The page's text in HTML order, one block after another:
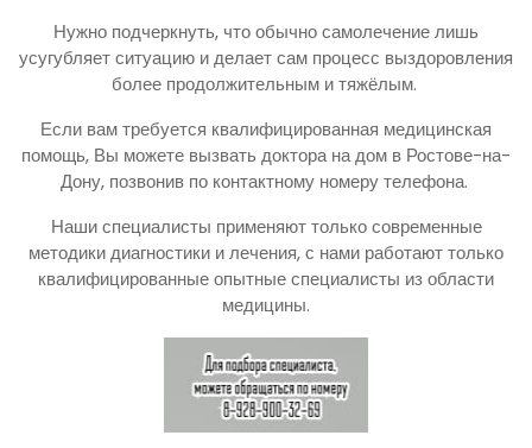
Нужно подчеркнуть, что обычно самолечение лишь
усугубляет ситуацию и делает сам процесс выздоровления
более продолжительным и тяжёлым.
Если вам требуется квалифицированная медицинская
помощь, Вы можете вызвать доктора на дом в Ростове-на-
Дону, позвонив по контактному номеру телефона.
Наши специалисты применяют только современные
методики диагностики и лечения, с нами работают только
квалифицированные опытные специалисты из области
медицины.